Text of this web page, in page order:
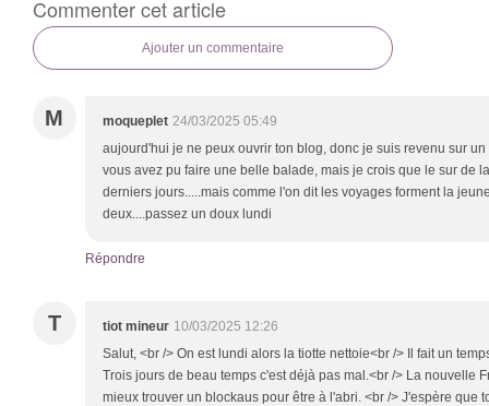
Commenter cet article
Ajouter un commentaire
M moqueplet 24/03/2025 05:49
aujourd'hui je ne peux ouvrir ton blog, donc je suis revenu sur
vous avez pu faire une belle balade, mais je crois que le sur de
derniers jours.....mais comme l'on dit les voyages forment la
deux....passez un doux lundi
Répondre
T tiot mineur 10/03/2025 12:26
Salut, <br /> On est lundi alors la tiotte nettoie<br /> Il fait un
Trois jours de beau temps c'est déjà pas mal.<br /> La nouvelle
mieux trouver un blockaus pour être à l'abri. <br /> J'espère que